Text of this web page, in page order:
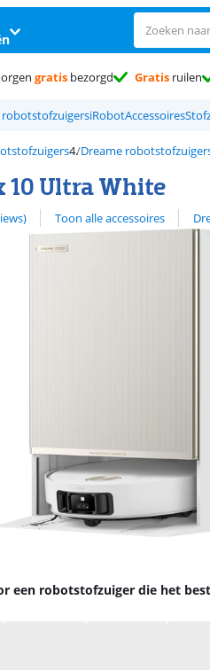
gratis bezorgd Gratis ruilen
robotstofzuigersiRobotAccessoires
Dreame
10 Ultra White
op 48 reviews.
Toon alle accessoires
een robotstofzuiger die het